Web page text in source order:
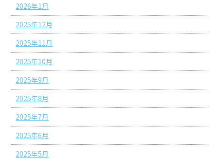
2026年1月
2025年12月
2025年11月
2025年10月
2025年9月
2025年8月
2025年7月
2025年6月
2025年5月